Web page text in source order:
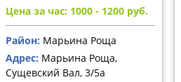
Цена за час: 1000 - 1200 руб.
Район: Марьина Роща
Адрес: Марьина Роща,
Сущевский Вал, 3/5а